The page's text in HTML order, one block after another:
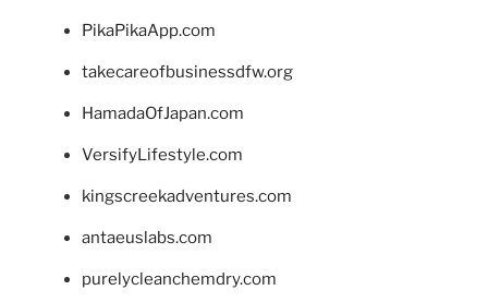
PikaPikaApp.com
takecareofbusinessdfw.org
HamadaOfJapan.com
VersifyLifestyle.com
kingscreekadventures.com
antaeuslabs.com
purelycleanchemdry.com